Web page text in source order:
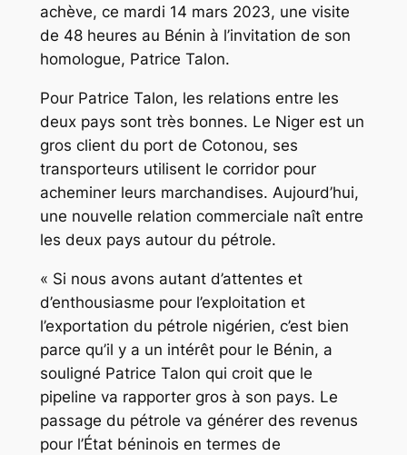
achève, ce mardi 14 mars 2023, une visite
de 48 heures au Bénin à l’invitation de son
homologue, Patrice Talon.
Pour Patrice Talon, les relations entre les
deux pays sont très bonnes. Le Niger est un
gros client du port de Cotonou, ses
transporteurs utilisent le corridor pour
acheminer leurs marchandises. Aujourd’hui,
une nouvelle relation commerciale naît entre
les deux pays autour du pétrole.
« Si nous avons autant d’attentes et
d’enthousiasme pour l’exploitation et
l’exportation du pétrole nigérien, c’est bien
parce qu’il y a un intérêt pour le Bénin, a
souligné Patrice Talon qui croit que le
pipeline va rapporter gros à son pays. Le
passage du pétrole va générer des revenus
pour l’État béninois en termes de